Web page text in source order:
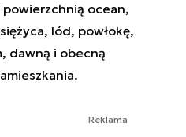
ocean,
lód, powłokę,
dawną i obecną
Reklama